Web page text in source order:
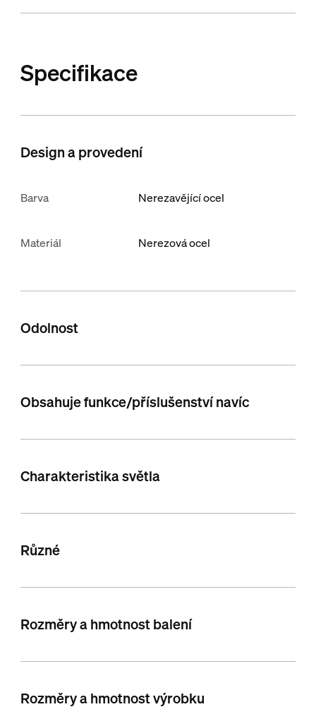
Specifikace
Design a provedení
Barva Nerezavějící ocel
Materiál Nerezová ocel
Odolnost
Obsahuje funkce/příslušenství navíc
Charakteristika světla
Různé
Rozměry a hmotnost balení
Rozměry a hmotnost výrobku